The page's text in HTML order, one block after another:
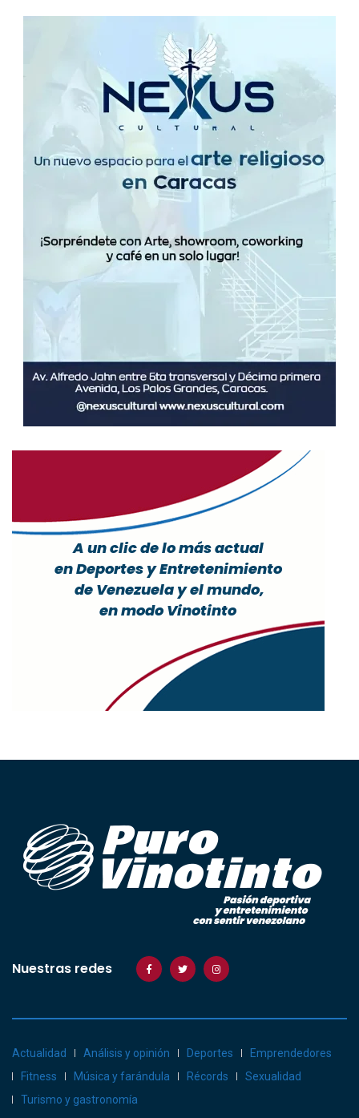
Nuestras redes
Actualidad Análisis y opinión Deportes
Emprendedores
Fitness
Música y farándula Récords
Sexualidad
Turismo y gastronomía